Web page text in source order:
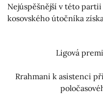
Nejúspěšnější v této
kosovského útočníka
Ligová
Rrahmani k asistenci